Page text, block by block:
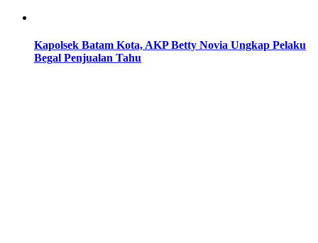
Kapolsek Batam Kota, AKP Betty Novia Ungkap Pelaku
Begal Penjualan Tahu